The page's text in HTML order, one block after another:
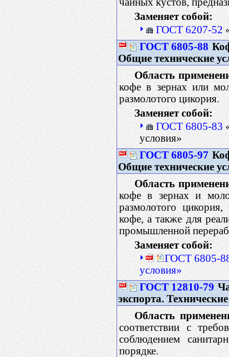
Заменяет собой:
ГОСТ 6207-52
ГОСТ 6805-88
Общие технические
Область
кофе в зернах или
размолотого цикория.
Заменяет собой:
ГОСТ 6805-83
условия»
ГОСТ 6805-97
Общие технические
Область
кофе в зернах и
размолотого цикория,
кофе, а также для
промышленной
Заменяет собой:
ГОСТ 6805-
условия»
ГОСТ 12810-79
экспорта.
Область
соответствии с
соблюдением
порядке.